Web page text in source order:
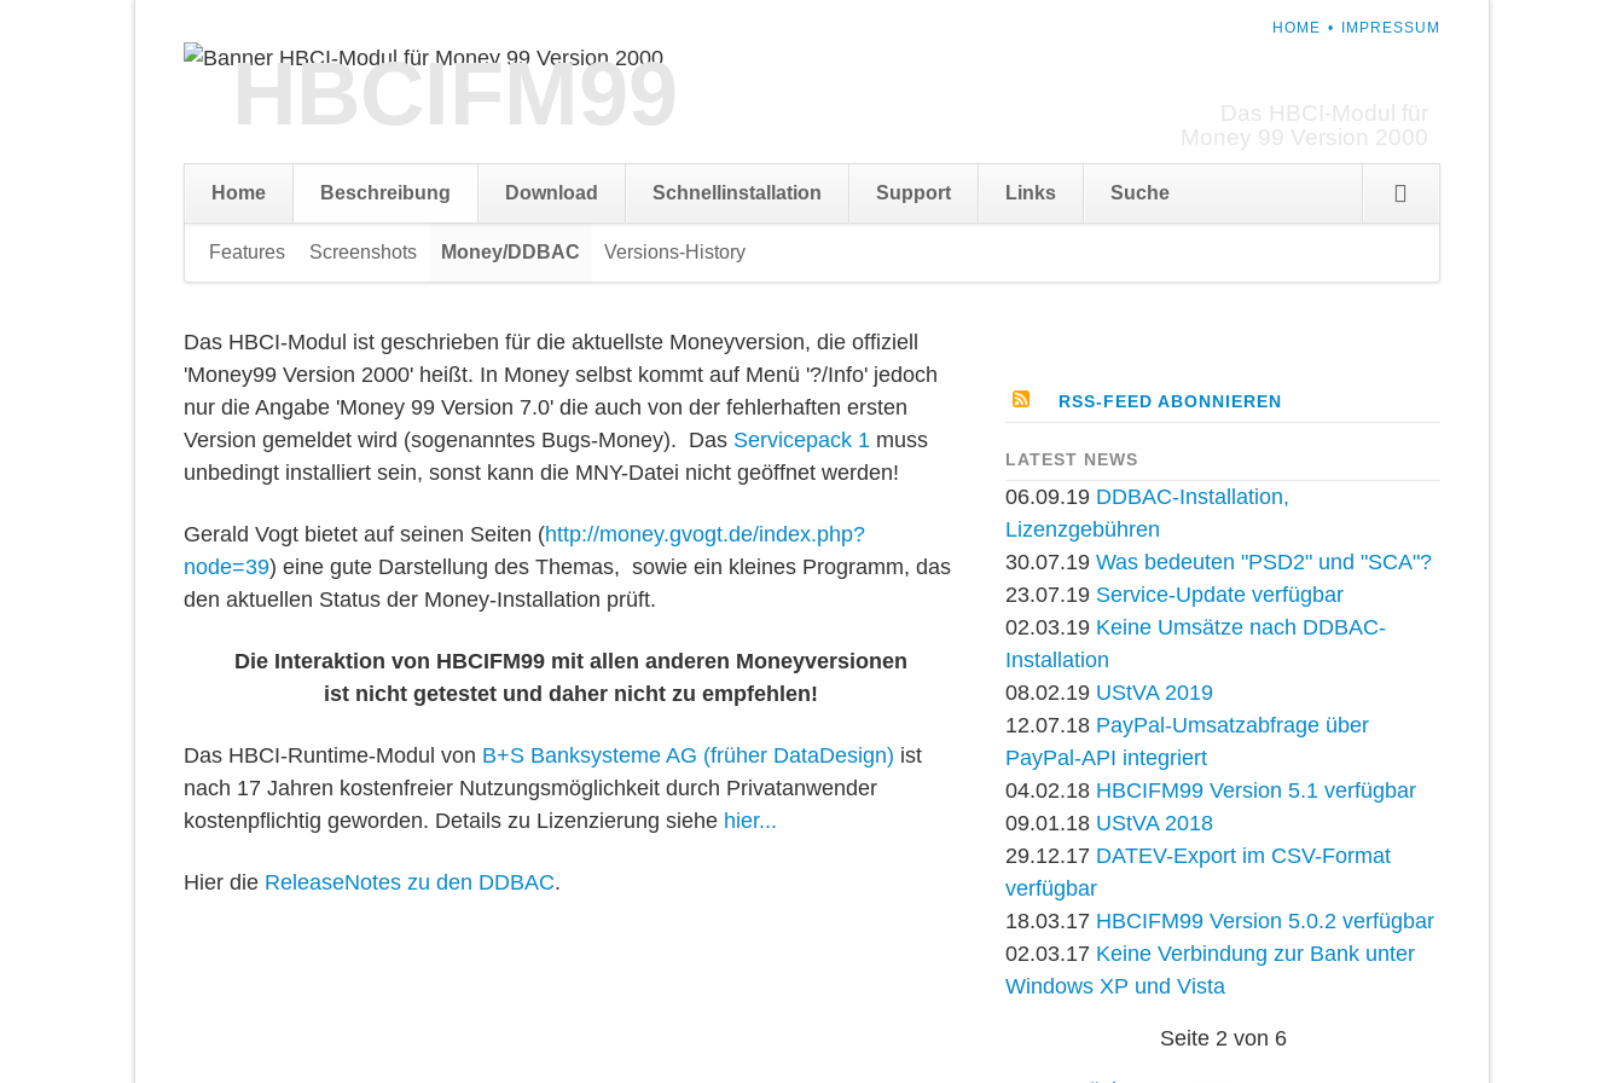
NAVIGATION
HOME IMPRESSUM
HBCIFM99
Das HBCI-Modul für
Money 99 Version 2000
überspringen
Home Beschreibung Download Schnellinstallation Support Links Suche
überspringen
Features Screenshots Money/DDBAC Versions-History
Das HBCI-Modul ist geschrieben für die aktuellste Moneyversion, die offiziell
'Money99 Version 2000' heißt. In Money selbst kommt auf Menü '?/Info' jedoch
nur die Angabe 'Money 99 Version 7.0' die auch von der fehlerhaften ersten
Version gemeldet wird (sogenanntes Bugs-Money). Das Servicepack 1 muss
unbedingt installiert sein, sonst kann die MNY-Datei nicht geöffnet werden!
Gerald Vogt bietet auf seinen Seiten (http://money.gvogt.de/index.php?
node=39) eine gute Darstellung des Themas, sowie ein kleines Programm, das
den aktuellen Status der Money-Installation prüft.
Die Interaktion von HBCIFM99 mit allen anderen Moneyversionen
ist nicht getestet und daher nicht zu empfehlen!
Das HBCI-Runtime-Modul von B+S Banksysteme AG (früher DataDesign) ist
nach 17 Jahren kostenfreier Nutzungsmöglichkeit durch Privatanwender
kostenpflichtig geworden. Details zu Lizenzierung siehe hier...
Hier die ReleaseNotes zu den DDBAC.
RSS-FEED ABONNIEREN
LATEST NEWS
06.09.19 DDBAC-Installation,
Lizenzgebühren
30.07.19 Was bedeuten "PSD2" und "SCA"?
23.07.19 Service-Update verfügbar
02.03.19 Keine Umsätze nach DDBAC-
Installation
08.02.19 UStVA 2019
12.07.18 PayPal-Umsatzabfrage über
PayPal-API integriert
04.02.18 HBCIFM99 Version 5.1 verfügbar
09.01.18 UStVA 2018
29.12.17 DATEV-Export im CSV-Format
verfügbar
18.03.17 HBCIFM99 Version 5.0.2 verfügbar
02.03.17 Keine Verbindung zur Bank unter
Windows XP und Vista
Seite 2 von 6